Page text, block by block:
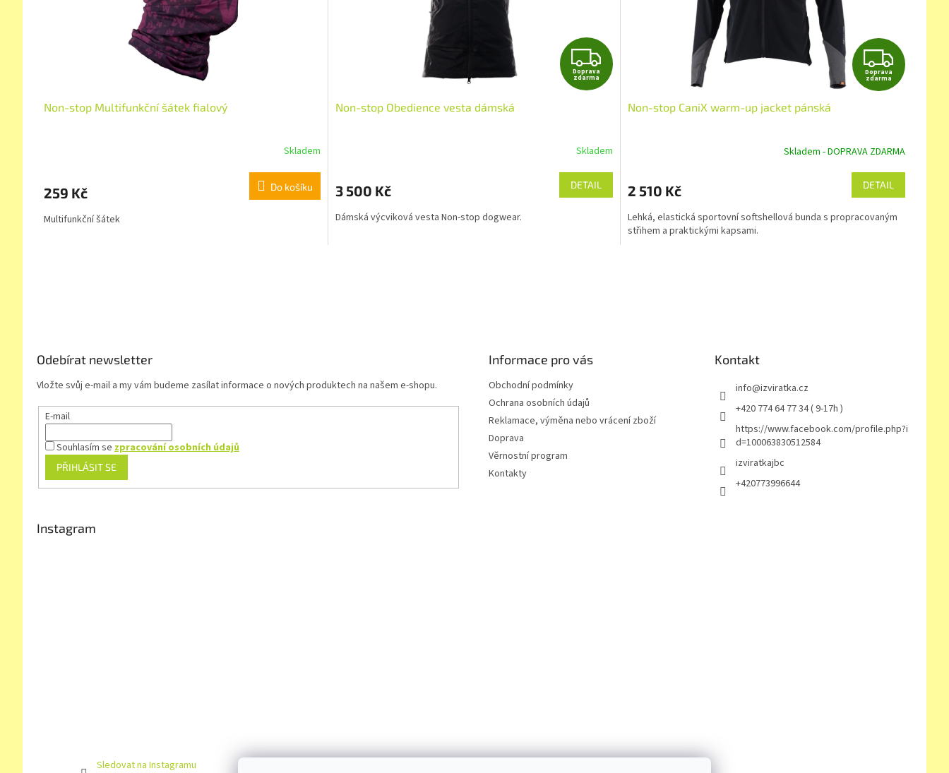
Non-stop Multifunkční šátek fialový
Skladem
259 Kč Do košíku
Multifunkční šátek
Z
D
R
M
A
Doprava
zdarma
Non-stop Obedience vesta dámská
Skladem
3 500 Kč DETAIL
Dámská výcviková vesta Non-stop dogwear.
Z
D
R
M
A
Doprava
zdarma
Non-stop CaniX warm-up jacket pánská
Skladem - DOPRAVA ZDARMA
2 510 Kč DETAIL
Lehká, elastická sportovní softshellová bunda s propracovaným
střihem a praktickými kapsami.
Odebírat newsletter
Vložte svůj e-mail a my vám budeme zasílat informace o nových produktech na našem e-shopu.
E-mail
Souhlasím sezpracování osobních údajů
PŘIHLÁSIT SE
Informace pro vás
Obchodní podmínky
Ochrana osobních údajů
Reklamace, výměna nebo vrácení zboží
Doprava
Věrnostní program
Kontakty
Kontakt
info@izviratka.cz
+420 774 64 77 34 ( 9-17h )
https://www.facebook.com/profile.php?i
d=100063830512584
izviratkajbc
+420773996644
Instagram
Sledovat na Instagramu